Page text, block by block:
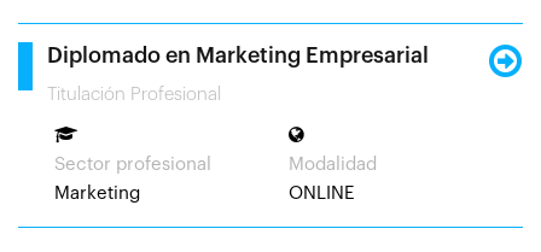
Diplomado en Marketing Empresarial
Titulación Profesional
Sector profesional
Marketing
Modalidad
ONLINE